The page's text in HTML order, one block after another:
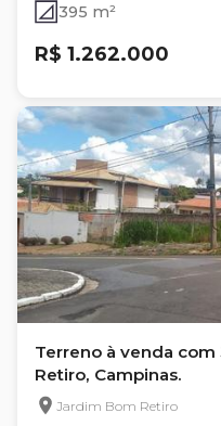
395 m²
R$ 1.262.000
Terreno à venda
Retiro, Campinas.
Jardim Bom Retiro